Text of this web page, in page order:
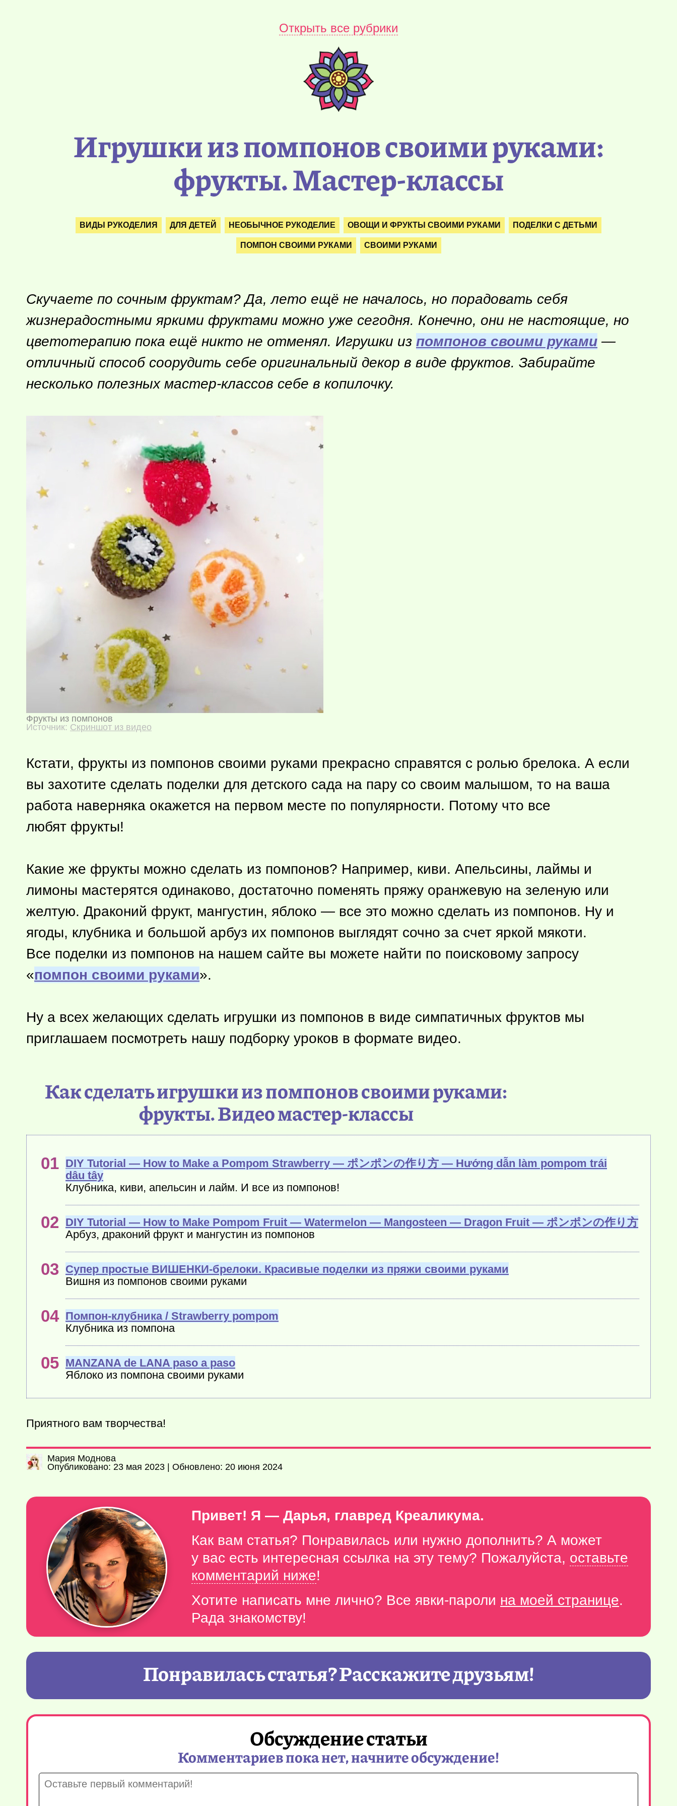
Открыть все рубрики
Игрушки из помпонов своими руками:
фрукты. Мастер-классы
ВИДЫ РУКОДЕЛИЯ ДЛЯ ДЕТЕЙ НЕОБЫЧНОЕ РУКОДЕЛИЕ ОВОЩИ И ФРУКТЫ СВОИМИ РУКАМИ ПОДЕЛКИ С ДЕТЬМИ
ПОМПОН СВОИМИ РУКАМИ СВОИМИ РУКАМИ
Скучаете по сочным фруктам? Да, лето ещё не началось, но порадовать себя
жизнерадостными яркими фруктами можно уже сегодня. Конечно, они не настоящие, но
цветотерапию пока ещё никто не отменял. Игрушки из помпонов своими руками —
отличный способ соорудить себе оригинальный декор в виде фруктов. Забирайте
несколько полезных мастер-классов себе в копилочку.
Фрукты из помпонов
Источник: Скриншот из видео
Кстати, фрукты из помпонов своими руками прекрасно справятся с ролью брелока. А если
вы захотите сделать поделки для детского сада на пару со своим малышом, то на ваша
работа наверняка окажется на первом месте по популярности. Потому что все
любят фрукты!
Какие же фрукты можно сделать из помпонов? Например, киви. Апельсины, лаймы и
лимоны мастерятся одинаково, достаточно поменять пряжу оранжевую на зеленую или
желтую. Драконий фрукт, мангустин, яблоко — все это можно сделать из помпонов. Ну и
ягоды, клубника и большой арбуз их помпонов выглядят сочно за счет яркой мякоти.
Все поделки из помпонов на нашем сайте вы можете найти по поисковому запросу
«помпон своими руками».
Ну а всех желающих сделать игрушки из помпонов в виде симпатичных фруктов мы
приглашаем посмотреть нашу подборку уроков в формате видео.
Как сделать игрушки из помпонов своими руками:
фрукты. Видео мастер-классы
DIY Tutorial — How to Make a Pompom Strawberry — ポンポンの作り方 — Hướng dẫn làm pompom trái
dâu tây
Клубника, киви, апельсин и лайм. И все из помпонов!
DIY Tutorial — How to Make Pompom Fruit — Watermelon — Mangosteen — Dragon Fruit — ポンポンの作り方
Арбуз, драконий фрукт и мангустин из помпонов
Супер простые ВИШЕНКИ-брелоки. Красивые поделки из пряжи своими руками
Вишня из помпонов своими руками
Помпон-клубника / Strawberry pompom
Клубника из помпона
MANZANA de LANA paso a paso
Яблоко из помпона своими руками
Приятного вам творчества!
Мария Моднова
Опубликовано: 23 мая 2023 | Обновлено: 20 июня 2024
Привет! Я — Дарья, главред Креаликума.
Как вам статья? Понравилась или нужно дополнить? А может
у вас есть интересная ссылка на эту тему? Пожалуйста, оставьте
комментарий ниже!
Хотите написать мне лично? Все явки-пароли на моей странице.
Рада знакомству!
Понравилась статья? Расскажите друзьям!
Обсуждение статьи
Комментариев пока нет, начните обсуждение!